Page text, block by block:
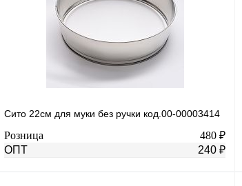
Сито 22см для муки без ручки код.00-00003414
Розница
480 ₽
ОПТ
240 ₽